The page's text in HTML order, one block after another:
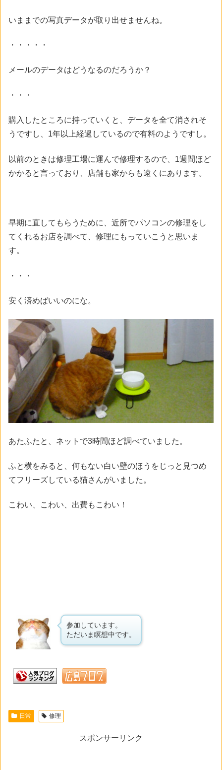
いままでの写真データが取り出せませんね。
・・・・・
メールのデータはどうなるのだろうか？
・・・
購入したところに持っていくと、データを全て消されそ
うですし、1年以上経過しているので有料のようですし。
以前のときは修理工場に運んで修理するので、1週間ほど
かかると言っており、店舗も家からも遠くにあります。
早期に直してもらうために、近所でパソコンの修理をし
てくれるお店を調べて、修理にもっていこうと思いま
す。
・・・
安く済めばいいのにな。
あたふたと、ネットで3時間ほど調べていました。
ふと横をみると、何もない白い壁のほうをじっと見つめ
てフリーズしている猫さんがいました。
こわい、こわい、出費もこわい！
参加しています。
ただいま瞑想中です。
日常 修理
スポンサーリンク